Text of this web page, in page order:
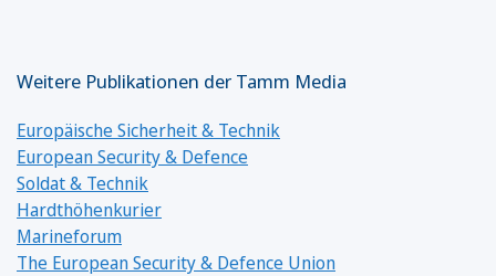
Weitere Publikationen der Tamm Media
Europäische Sicherheit & Technik
European Security & Defence
Soldat & Technik
Hardthöhenkurier
Marineforum
The European Security & Defence Union